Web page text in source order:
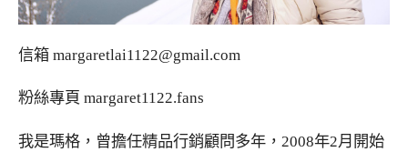
信箱 margaretlai1122@gmail.com
粉絲專頁 margaret1122.fans
我是瑪格，曾擔任精品行銷顧問多年，2008年2月開始